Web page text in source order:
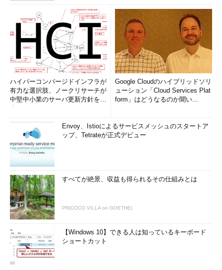
ハイパーコンバージドインフラが
有力な選択肢、ノークリサーチが
中堅中小業のサーバ更新方針を調
Google Cloudのハイブリッドソリ
ューション「Cloud Services Plat
form」はどうなるのか聞い...
Envoy、Istioによるサービスメッシュのスタートア
ップ、Tetrateが正式デビュー
すべてが絶景、収益も得られるその仕組みとは
PR(COCO VILLA on GOETHE)
【Windows 10】できる人は知っているキーボード
ショートカット